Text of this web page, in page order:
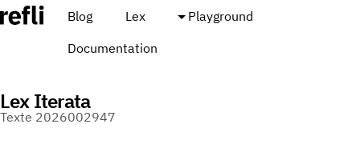
Blog Lex
Playground
Documentation
Lex Iterata
Texte 2026002947